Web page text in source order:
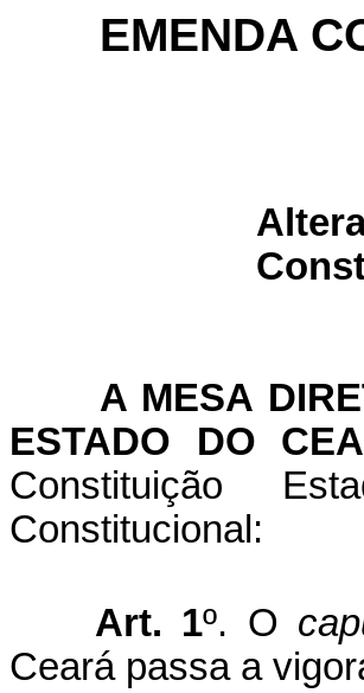
EMENDA
A MESA
ESTADO DO
Constituição
Constitucional:
Art. 1º. O
Ceará passa a